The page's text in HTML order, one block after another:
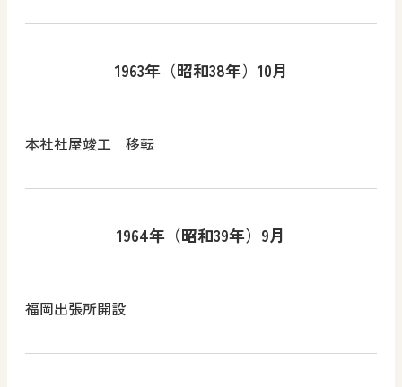
1963年（昭和38年）10月
本社社屋竣工 移転
1964年（昭和39年）9月
福岡出張所開設